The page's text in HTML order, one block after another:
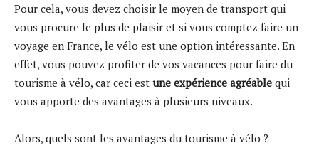
Pour cela, vous devez choisir le moyen de transport qui
vous procure le plus de plaisir et si vous comptez faire un
voyage en France, le vélo est une option intéressante. En
effet, vous pouvez profiter de vos vacances pour faire du
tourisme à vélo, car ceci est une expérience agréable qui
vous apporte des avantages à plusieurs niveaux.
Alors, quels sont les avantages du tourisme à vélo ?